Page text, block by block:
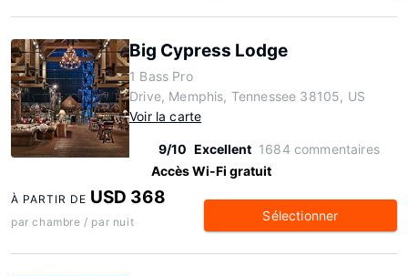
Big Cypress Lodge
1 Bass Pro
Drive, Memphis, Tennessee 38105, US
Voir la carte
9/10 Excellent 1684 commentaires
Accès Wi-Fi gratuit
À PARTIR DE USD 368
par chambre / par nuit Sélectionner